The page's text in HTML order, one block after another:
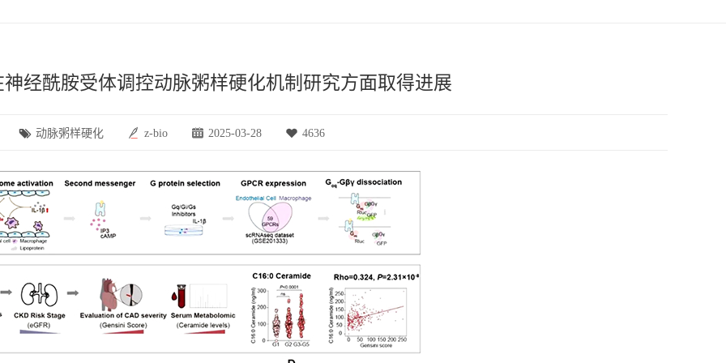
经酰胺受体调控动脉粥样硬化机制研究方面取得进展
动脉粥样硬化 z-bio 2025-03-28 4636